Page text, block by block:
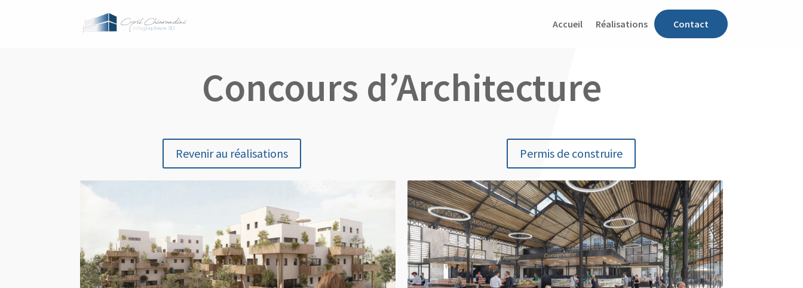
Accueil Réalisations Contact
Concours d’Architecture
Revenir au réalisations Permis de construire